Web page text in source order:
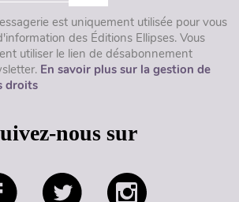
est uniquement utilisée pour vous
des Éditions Ellipses. Vous
utiliser le lien de désabonnement
En savoir plus sur la gestion de
droits
nous sur